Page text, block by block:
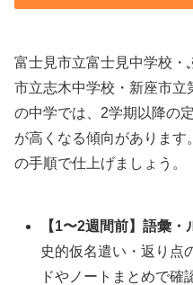
富士見市立富士見中学校・
市立志木中学校・新座市立
の中学では、2学期以降の
が高くなる傾向がありま
の手順で仕上げましょう。
【1〜2週間前】語彙・
史的仮名遣い・返り点
ドやノートまとめで確